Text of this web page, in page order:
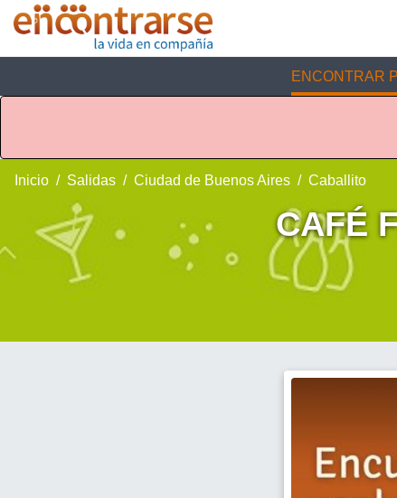
ENCONTRAR
Inicio Salidas Ciudad de Buenos Aires Caballito
CAFÉ